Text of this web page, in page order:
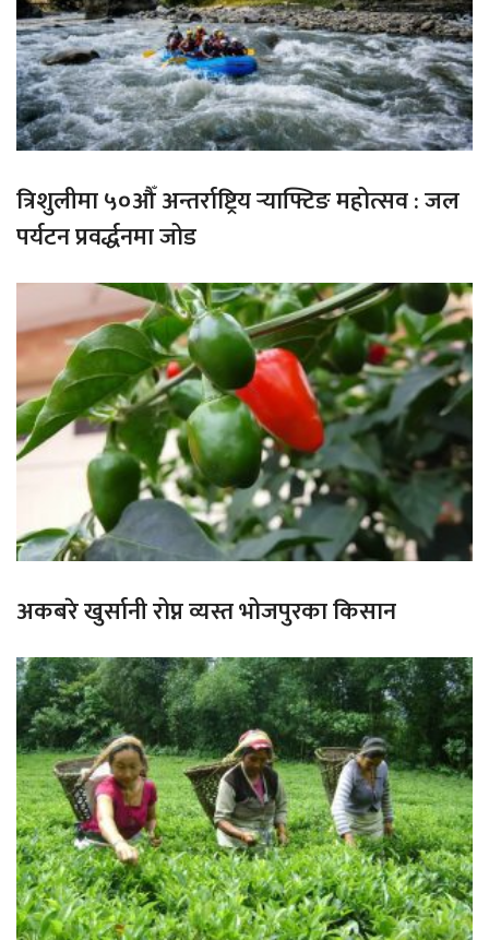
त्रिशुलीमा ५०औँ अन्तर्राष्ट्रिय र्‍याफ्टिङ महोत्सव : जल
पर्यटन प्रवर्द्धनमा जोड
अकबरे खुर्सानी रोप्न व्यस्त भोजपुरका किसान